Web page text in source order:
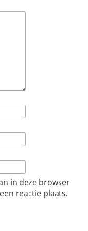
in deze browser
reactie plaats.